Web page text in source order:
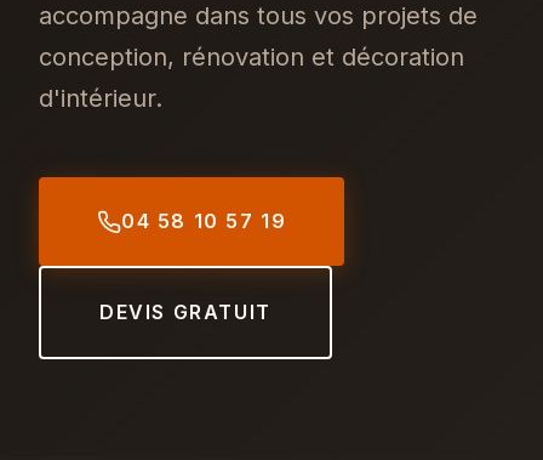
accompagne dans tous vos projets de
conception, rénovation et décoration
d'intérieur.
04 58 10 57 19
DEVIS GRATUIT